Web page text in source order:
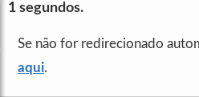
1 segundos.
Se não for redirecionado
aqui.